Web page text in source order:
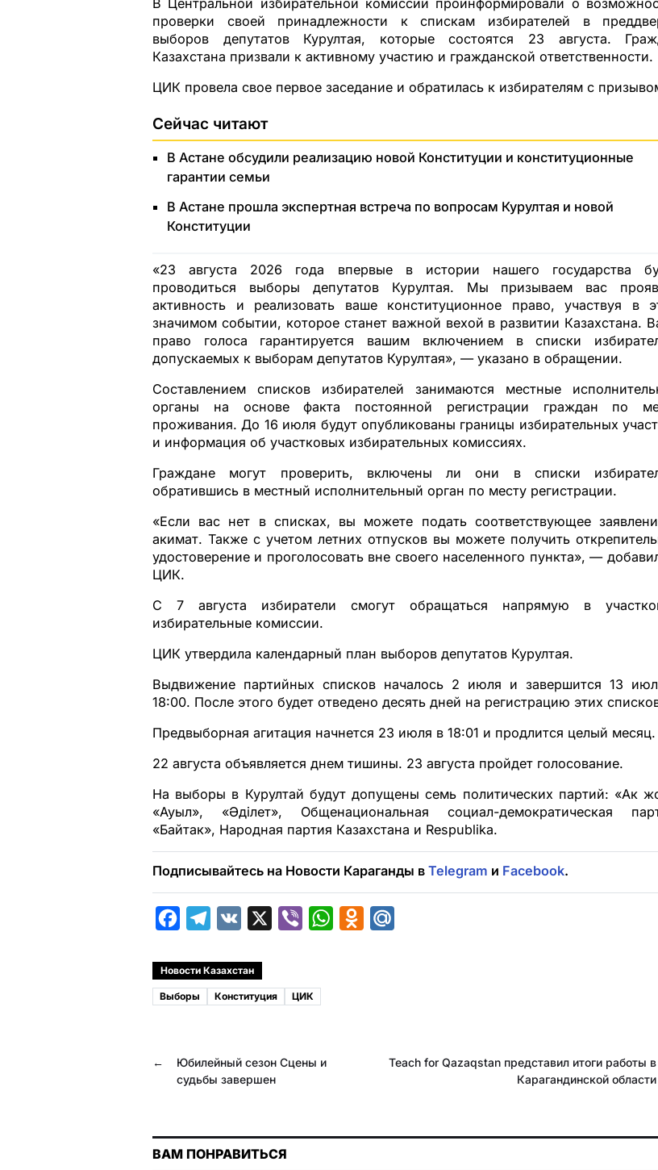
В Центральной избирательной комиссии проинформировали о
проверки своей принадлежности к спискам избирателей в
выборов депутатов Курултая, которые состоятся 23 августа.
Казахстана призвали к активному участию и гражданской ответственности.
ЦИК провела свое первое заседание и обратилась к избирателям с
Сейчас читают
В Астане обсудили реализацию новой Конституции и конституционные
гарантии семьи
В Астане прошла экспертная встреча по вопросам Курултая и новой
Конституции
«23 августа 2026 года впервые в истории нашего государства
проводиться выборы депутатов Курултая. Мы призываем вас
активность и реализовать ваше конституционное право, участвуя в
значимом событии, которое станет важной вехой в развитии Казахстана.
право голоса гарантируется вашим включением в списки
допускаемых к выборам депутатов Курултая», — указано в обращении.
Составлением списков избирателей занимаются местные
органы на основе факта постоянной регистрации граждан по
проживания. До 16 июля будут опубликованы границы избирательных
и информация об участковых избирательных комиссиях.
Граждане могут проверить, включены ли они в списки
обратившись в местный исполнительный орган по месту регистрации.
«Если вас нет в списках, вы можете подать соответствующее
акимат. Также с учетом летних отпусков вы можете получить
удостоверение и проголосовать вне своего населенного пункта», —
ЦИК.
С 7 августа избиратели смогут обращаться напрямую в
избирательные комиссии.
ЦИК утвердила календарный план выборов депутатов Курултая.
Выдвижение партийных списков началось 2 июля и завершится 13
18:00. После этого будет отведено десять дней на регистрацию этих
Предвыборная агитация начнется 23 июля в 18:01 и продлится целый месяц.
22 августа объявляется днем тишины. 23 августа пройдет голосование.
На выборы в Курултай будут допущены семь политических партий: «Ак
«Ауыл», «Әділет», Общенациональная социал-демократическая
«Байтак», Народная партия Казахстана и Respublika.
Подписывайтесь на Новости Караганды в Telegram и Facebook.
c
e
o
k
l
e
a
m
e
W
n
u
Новости Казахстан
Выборы Конституция ЦИК
←
Юбилейный сезон Сцены и
судьбы завершен
Teach for Qazaqstan представил итоги работы в
Карагандинской области
ВАМ ПОНРАВИТЬСЯ